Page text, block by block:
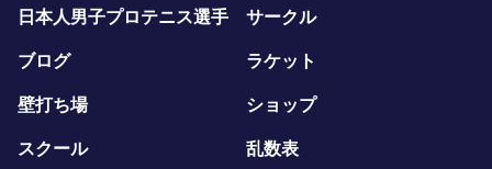
日本人男子プロテニス選手 サークル
ブログ ラケット
壁打ち場 ショップ
スクール 乱数表